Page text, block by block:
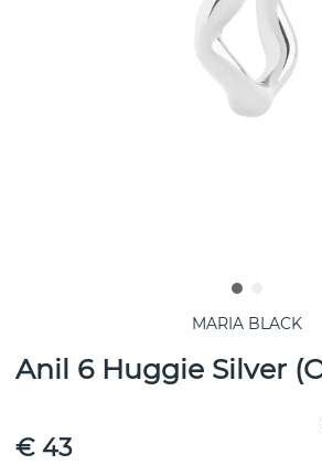
MARIA BLACK
Anil 6 Huggie Silver
€ 43